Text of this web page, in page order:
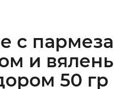
с
и
50 гр